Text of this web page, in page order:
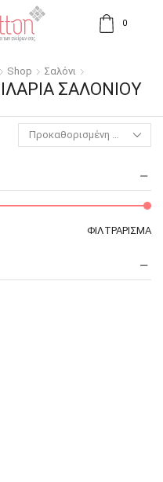
0
Shop Σαλόνι
ΣΑΛΟΝΙΟΎ
ΦΙΛΤΡΆΡΙΣΜΑ